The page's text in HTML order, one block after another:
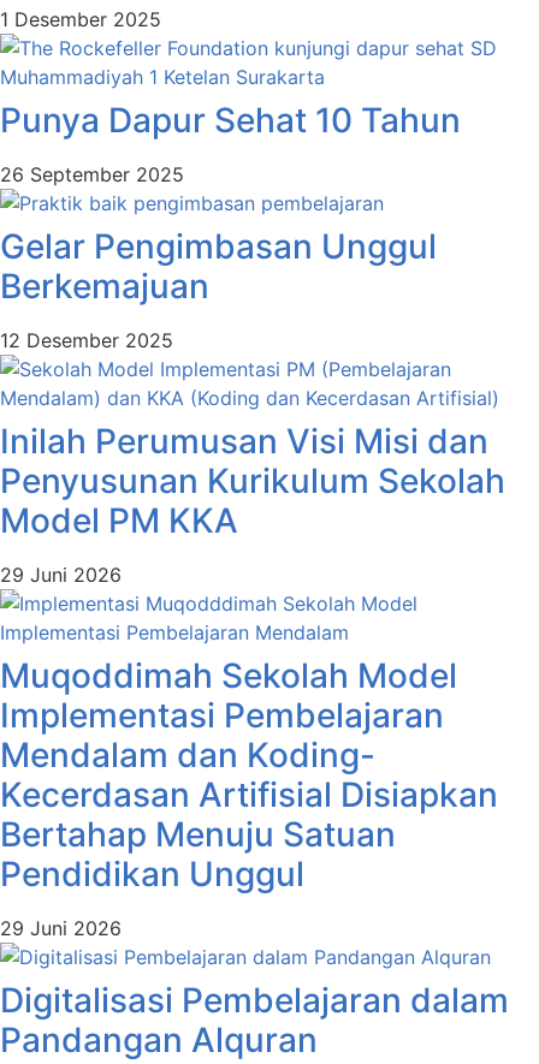
1 Desember 2025
Punya Dapur Sehat 10 Tahun
26 September 2025
Gelar Pengimbasan Unggul
Berkemajuan
12 Desember 2025
Inilah Perumusan Visi Misi dan
Penyusunan Kurikulum Sekolah
Model PM KKA
29 Juni 2026
Muqoddimah Sekolah Model
Implementasi Pembelajaran
Mendalam dan Koding-
Kecerdasan Artifisial Disiapkan
Bertahap Menuju Satuan
Pendidikan Unggul
29 Juni 2026
Digitalisasi Pembelajaran dalam
Pandangan Alquran